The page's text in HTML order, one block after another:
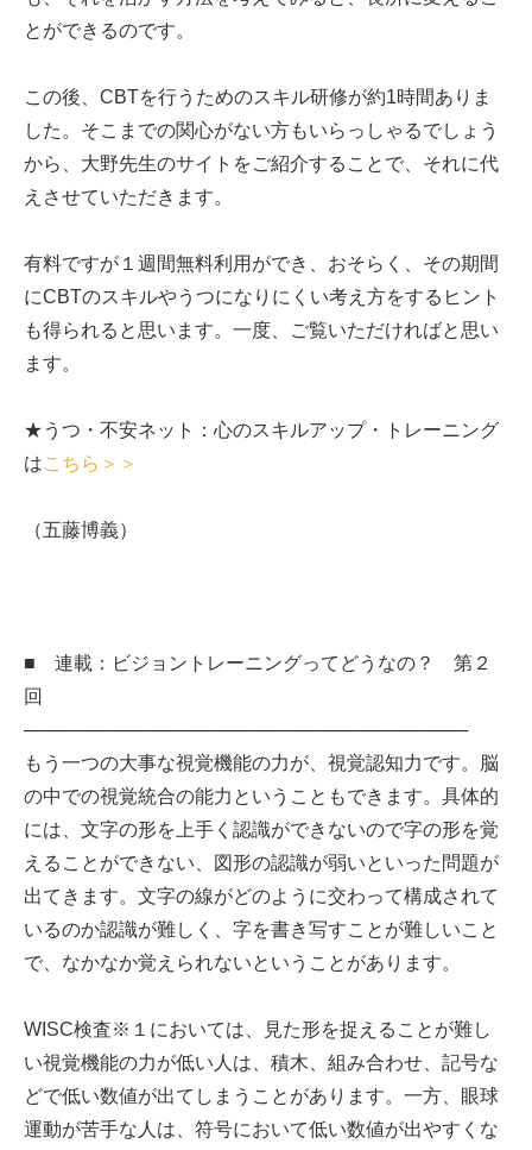
とができるのです。
この後、CBTを行うためのスキル研修が約1時間ありま
した。そこまでの関心がない方もいらっしゃるでしょう
から、大野先生のサイトをご紹介することで、それに代
えさせていただきます。
有料ですが１週間無料利用ができ、おそらく、その期間
にCBTのスキルやうつになりにくい考え方をするヒント
も得られると思います。一度、ご覧いただければと思い
ます。
★うつ・不安ネット：心のスキルアップ・トレーニング
はこちら＞＞
（五藤博義）
■ 連載：ビジョントレーニングってどうなの？ 第２
回
──────────────────────────────────
もう一つの大事な視覚機能の力が、視覚認知力です。脳
の中での視覚統合の能力ということもできます。具体的
には、文字の形を上手く認識ができないので字の形を覚
えることができない、図形の認識が弱いといった問題が
出てきます。文字の線がどのように交わって構成されて
いるのか認識が難しく、字を書き写すことが難しいこと
で、なかなか覚えられないということがあります。
WISC検査※１においては、見た形を捉えることが難し
い視覚機能の力が低い人は、積木、組み合わせ、記号な
どで低い数値が出てしまうことがあります。一方、眼球
運動が苦手な人は、符号において低い数値が出やすくな